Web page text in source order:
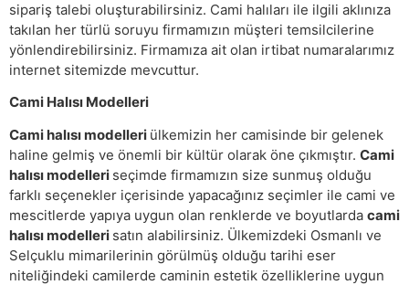
sipariş talebi oluşturabilirsiniz. Cami halıları ile ilgili aklınıza
takılan her türlü soruyu firmamızın müşteri temsilcilerine
yönlendirebilirsiniz. Firmamıza ait olan irtibat numaralarımız
internet sitemizde mevcuttur.
Cami Halısı Modelleri
Cami halısı modelleri ülkemizin her camisinde bir gelenek
haline gelmiş ve önemli bir kültür olarak öne çıkmıştır. Cami
halısı modelleri seçimde firmamızın size sunmuş olduğu
farklı seçenekler içerisinde yapacağınız seçimler ile cami ve
mescitlerde yapıya uygun olan renklerde ve boyutlarda cami
halısı modelleri satın alabilirsiniz. Ülkemizdeki Osmanlı ve
Selçuklu mimarilerinin görülmüş olduğu tarihi eser
niteliğindeki camilerde caminin estetik özelliklerine uygun